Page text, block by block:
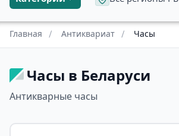
Главная / Антиквариат / Часы
Часы в Беларуси
Антикварные часы